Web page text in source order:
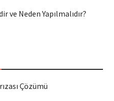
ve Neden Yapılmalıdır?
Çözümü